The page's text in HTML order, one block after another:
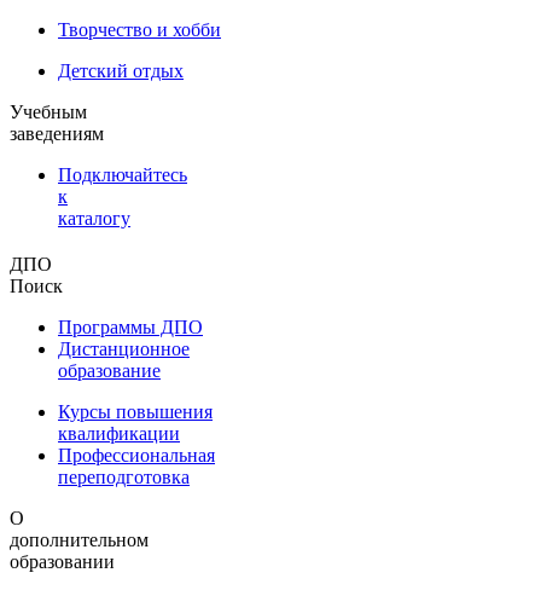
Творчество и хобби
Детский отдых
Учебным
заведениям
Подключайтесь
к
каталогу
ДПО
Поиск
Программы ДПО
Дистанционное
образование
Курсы повышения
квалификации
Профессиональная
переподготовка
О
дополнительном
образовании